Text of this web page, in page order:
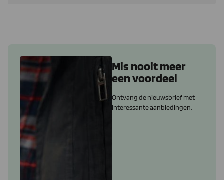
Mis nooit meer
een voordeel
Ontvang de nieuwsbrief met
interessante aanbiedingen.